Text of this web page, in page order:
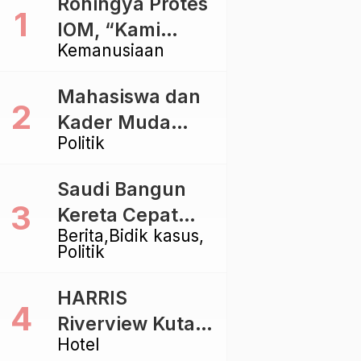
Kemanusiaan
IOM, “Kami
dibiarkan Mati
Politik
Mahasiswa dan
Kader Muda
Ramaikan Forum
Golkar di
Singaraja
Berita Bidik kasus
Politik
Saudi Bangun
Kereta Cepat
Rp112 Triliun,
Proyek Rp116
Triliun yang
Baru Sampai
Hotel
HARRIS
Riverview Kuta
Bali Tawarkan